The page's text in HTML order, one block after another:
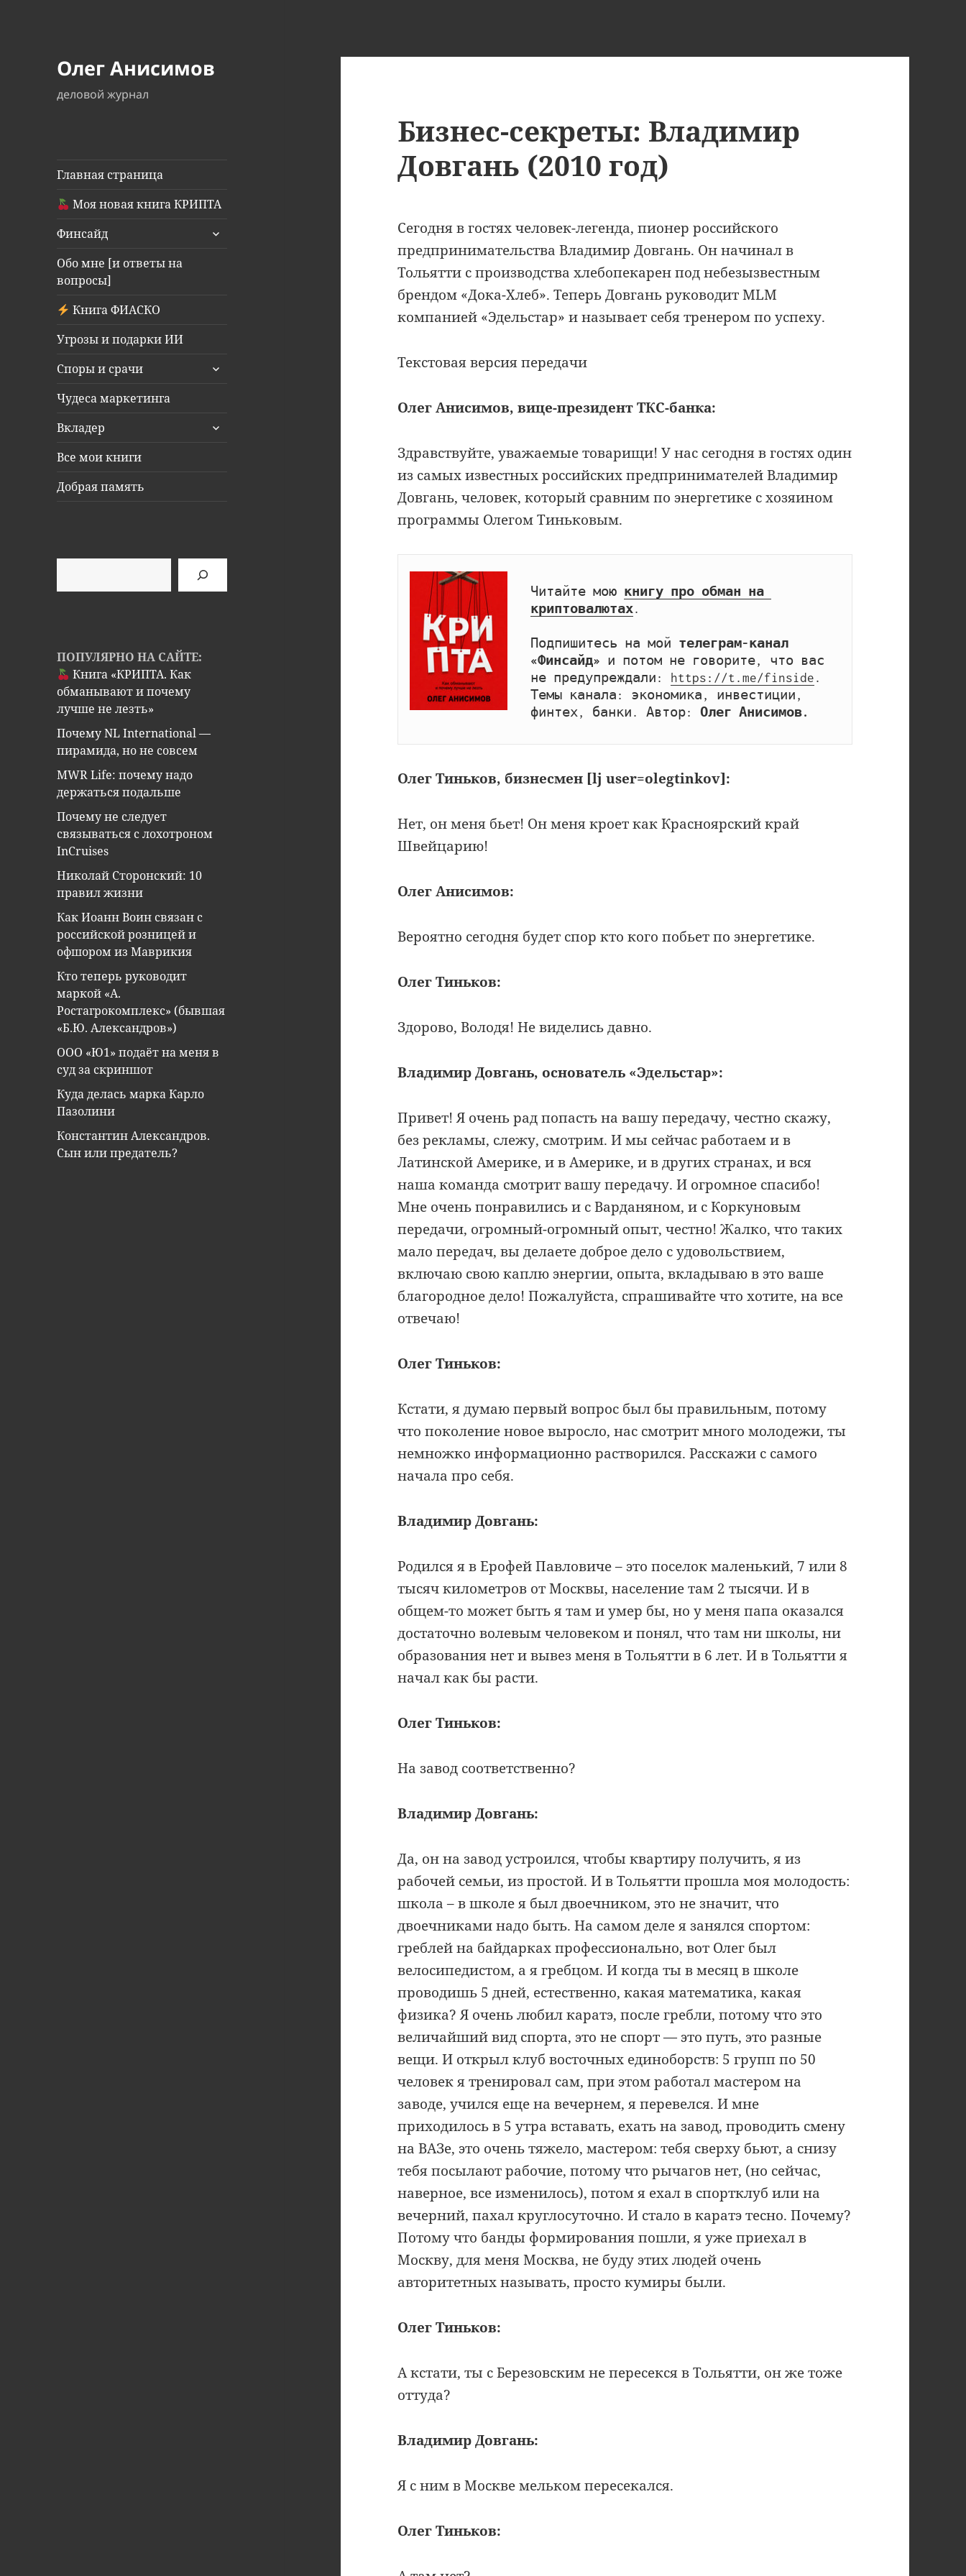
Олег Анисимов
деловой журнал
Главная страница
Моя новая книга КРИПТА
Финсайд
раскрыть
Обо мне [и ответы на
вопросы]
Книга ФИАСКО
Угрозы и подарки ИИ
Споры и срачи
раскрыть
Чудеса маркетинга
Вкладер
раскрыть
Все мои книги
Добрая память
ПОПУЛЯРНО НА САЙТЕ:
Книга «КРИПТА. Как
обманывают и почему
лучше не лезть»
Почему NL International —
пирамида, но не совсем
MWR Life: почему надо
держаться подальше
Почему не следует
связываться с лохотроном
InCruises
Николай Сторонский: 10
правил жизни
Как Иоанн Воин связан с
российской розницей и
офшором из Маврикия
Кто теперь руководит
маркой «А.
Ростагрокомплекс» (бывшая
«Б.Ю. Александров»)
ООО «Ю1» подаёт на меня в
суд за скриншот
Куда делась марка Карло
Пазолини
Константин Александров.
Сын или предатель?
Бизнес-секреты: Владимир
Довгань (2010 год)
Сегодня в гостях человек-легенда, пионер российского
предпринимательства Владимир Довгань. Он начинал в
Тольятти с производства хлебопекарен под небезызвестным
брендом «Дока-Хлеб». Теперь Довгань руководит MLM
компанией «Эдельстар» и называет себя тренером по успеху.
Текстовая версия передачи
Олег Анисимов, вице-президент ТКС-банка:
Здравствуйте, уважаемые товарищи! У нас сегодня в гостях один
из самых известных российских предпринимателей Владимир
Довгань, человек, который сравним по энергетике с хозяином
программы Олегом Тиньковым.
Читайте мою книгу про обман на
криптовалютах.
Подпишитесь на мой телеграм-канал
«Финсайд» и потом не говорите, что вас
не предупреждали:
https://t.me/finside .
Темы канала: экономика, инвестиции,
финтех, банки. Автор: Олег Анисимов.
Олег Тиньков, бизнесмен [lj user=olegtinkov]:
Нет, он меня бьет! Он меня кроет как Красноярский край
Швейцарию!
Олег Анисимов:
Вероятно сегодня будет спор кто кого побьет по энергетике.
Олег Тиньков:
Здорово, Володя! Не виделись давно.
Владимир Довгань, основатель «Эдельстар»:
Привет! Я очень рад попасть на вашу передачу, честно скажу,
без рекламы, слежу, смотрим. И мы сейчас работаем и в
Латинской Америке, и в Америке, и в других странах, и вся
наша команда смотрит вашу передачу. И огромное спасибо!
Мне очень понравились и с Варданяном, и с Коркуновым
передачи, огромный-огромный опыт, честно! Жалко, что таких
мало передач, вы делаете доброе дело с удовольствием,
включаю свою каплю энергии, опыта, вкладываю в это ваше
благородное дело! Пожалуйста, спрашивайте что хотите, на все
отвечаю!
Олег Тиньков:
Кстати, я думаю первый вопрос был бы правильным, потому
что поколение новое выросло, нас смотрит много молодежи, ты
немножко информационно растворился. Расскажи с самого
начала про себя.
Владимир Довгань:
Родился я в Ерофей Павловиче – это поселок маленький, 7 или 8
тысяч километров от Москвы, население там 2 тысячи. И в
общем-то может быть я там и умер бы, но у меня папа оказался
достаточно волевым человеком и понял, что там ни школы, ни
образования нет и вывез меня в Тольятти в 6 лет. И в Тольятти я
начал как бы расти.
Олег Тиньков:
На завод соответственно?
Владимир Довгань:
Да, он на завод устроился, чтобы квартиру получить, я из
рабочей семьи, из простой. И в Тольятти прошла моя молодость:
школа – в школе я был двоечником, это не значит, что
двоечниками надо быть. На самом деле я занялся спортом:
греблей на байдарках профессионально, вот Олег был
велосипедистом, а я гребцом. И когда ты в месяц в школе
проводишь 5 дней, естественно, какая математика, какая
физика? Я очень любил каратэ, после гребли, потому что это
величайший вид спорта, это не спорт — это путь, это разные
вещи. И открыл клуб восточных единоборств: 5 групп по 50
человек я тренировал сам, при этом работал мастером на
заводе, учился еще на вечернем, я перевелся. И мне
приходилось в 5 утра вставать, ехать на завод, проводить смену
на ВАЗе, это очень тяжело, мастером: тебя сверху бьют, а снизу
тебя посылают рабочие, потому что рычагов нет, (но сейчас,
наверное, все изменилось), потом я ехал в спортклуб или на
вечерний, пахал круглосуточно. И стало в каратэ тесно. Почему?
Потому что банды формирования пошли, я уже приехал в
Москву, для меня Москва, не буду этих людей очень
авторитетных называть, просто кумиры были.
Олег Тиньков:
А кстати, ты с Березовским не пересекся в Тольятти, он же тоже
оттуда?
Владимир Довгань:
Я с ним в Москве мельком пересекался.
Олег Тиньков: